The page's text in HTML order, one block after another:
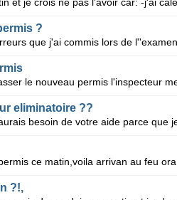
?
eliminatoire ??
?!,